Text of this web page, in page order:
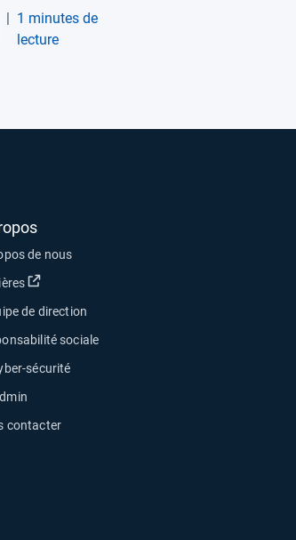
actifs GO
aux marchés
| 1 minutes de
lecture
de nous
Ouvrir dans une nouvelle fenêtre
de direction
sociale
sécurité
contacter